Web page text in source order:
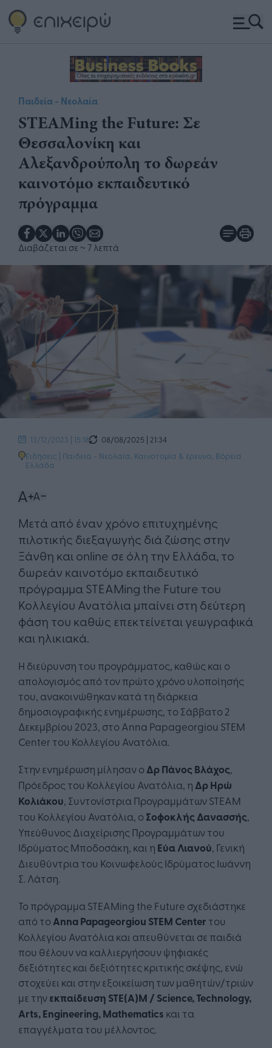
Παιδεία - Νεολαία
STEAMing the Future: Σε
Θεσσαλονίκη και
Αλεξανδρούπολη το δωρεάν
καινοτόμο εκπαιδευτικό
πρόγραμμα
Διαβάζεται σε ~ 7 λεπτά
13/12/2023 | 15:18
08/08/2025 | 21:34
Ειδήσεις | Παιδεία - Νεολαία Καινοτομία & έρευνα Βόρεια
Ελλάδα
Μετά από έναν χρόνο επιτυχημένης
πιλοτικής διεξαγωγής διά ζώσης στην
Ξάνθη και online σε όλη την Ελλάδα, το
δωρεάν καινοτόμο εκπαιδευτικό
πρόγραμμα STEAMing the Future του
Κολλεγίου Ανατόλια μπαίνει στη δεύτερη
φάση του καθώς επεκτείνεται γεωγραφικά
και ηλικιακά.
Η διεύρυνση του προγράμματος, καθώς και ο
απολογισμός από τον πρώτο χρόνο υλοποίησής
του, ανακοινώθηκαν κατά τη διάρκεια
δημοσιογραφικής ενημέρωσης, το Σάββατο 2
Δεκεμβρίου 2023, στο Anna Papageorgiou STEM
Center του Κολλεγίου Ανατόλια.
Στην ενημέρωση μίλησαν ο Δρ Πάνος Βλάχος,
Πρόεδρος του Κολλεγίου Ανατόλια, η Δρ Ηρώ
Κολιάκου, Συντονίστρια Προγραμμάτων STEAM
του Κολλεγίου Ανατόλια, ο Σοφοκλής Δανασσής,
Υπεύθυνος Διαχείρισης Προγραμμάτων του
Ιδρύματος Μποδοσάκη, και η Εύα Λιανού, Γενική
Διευθύντρια του Κοινωφελούς Ιδρύματος Ιωάννη
Σ. Λάτση.
Το πρόγραμμα STEAMing the Future σχεδιάστηκε
από το Anna Papageorgiou STEM Center του
Κολλεγίου Ανατόλια και απευθύνεται σε παιδιά
που θέλουν να καλλιεργήσουν ψηφιακές
δεξιότητες και δεξιότητες κριτικής σκέψης, ενώ
στοχεύει και στην εξοικείωση των μαθητών/τριών
με τηνεκπαίδευση STE(Α)M / Science, Technology,
Arts, Engineering, Mathematics και τα
επαγγέλματα του μέλλοντος.